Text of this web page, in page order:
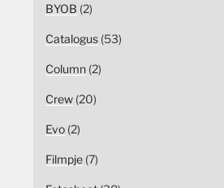
BYOB (2)
Catalogus(53)
Column(2)
Crew(20)
Evo(2)
Filmpje(7)